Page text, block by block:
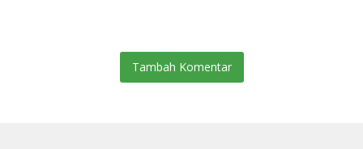
Tambah Komentar